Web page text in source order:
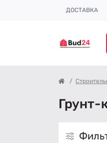
ДОСТАВКА
Грунт-